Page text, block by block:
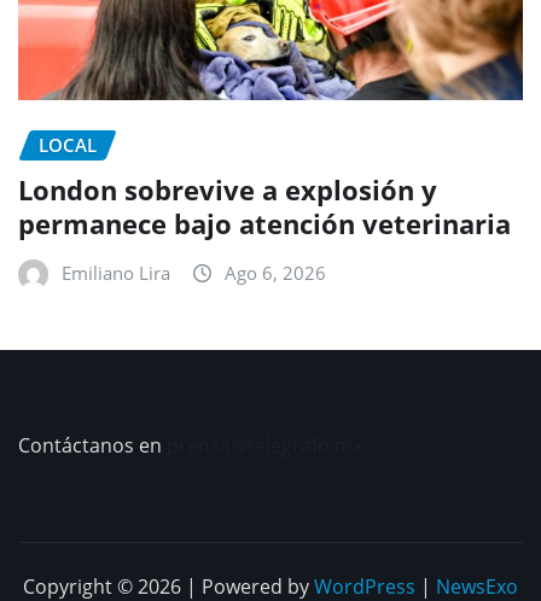
LOCAL
London sobrevive a explosión y
permanece bajo atención veterinaria
Emiliano Lira Ago 6, 2026
Contáctanos en
Copyright © 2026 | Powered byWordPress | NewsExo